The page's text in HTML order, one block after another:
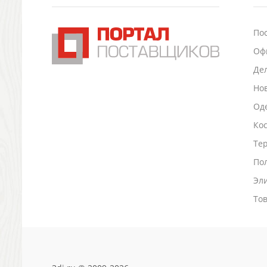
Подставки для визиток записок телефонов
Промо
Антистрессы